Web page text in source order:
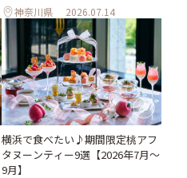
神奈川県 2026.07.14
横浜で食べたい♪期間限定桃アフ
タヌーンティー9選【2026年7月～
9月】